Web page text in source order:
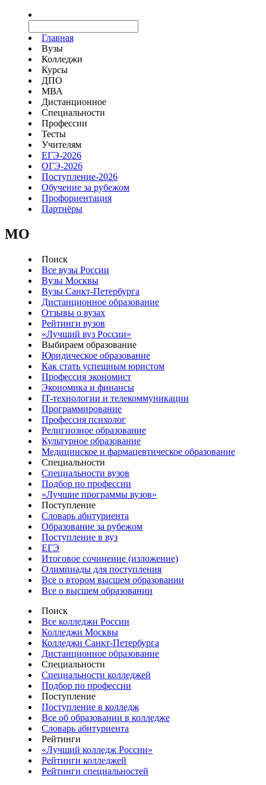
Главная
Вузы
Колледжи
Курсы
ДПО
МВА
Дистанционное
Специальности
Профессии
Тесты
Учителям
ЕГЭ-2026
ОГЭ-2026
Поступление-2026
Обучение за рубежом
Профориентация
Партнёры
MO
Поиск
Все вузы России
Вузы Москвы
Вузы Санкт-Петербурга
Дистанционное образование
Отзывы о вузах
Рейтинги вузов
«Лучший вуз России»
Выбираем образование
Юридическое образование
Как стать успешным юристом
Профессия экономист
Экономика и финансы
IT-технологии и телекоммуникации
Программирование
Профессия психолог
Религиозное образование
Культурное образование
Медицинское и фармацевтическое образование
Специальности
Специальности вузов
Подбор по профессии
«Лучшие программы вузов»
Поступление
Словарь абитуриента
Образование за рубежом
Поступление в вуз
ЕГЭ
Итоговое сочинение (изложение)
Олимпиады для поступления
Все о втором высшем образовании
Все о высшем образовании
Поиск
Все колледжи России
Колледжи Москвы
Колледжи Санкт-Петербурга
Дистанционное образование
Специальности
Специальности колледжей
Подбор по профессии
Поступление
Поступление в колледж
Все об образовании в колледже
Словарь абитуриента
Рейтинги
«Лучший колледж России»
Рейтинги колледжей
Рейтинги специальностей